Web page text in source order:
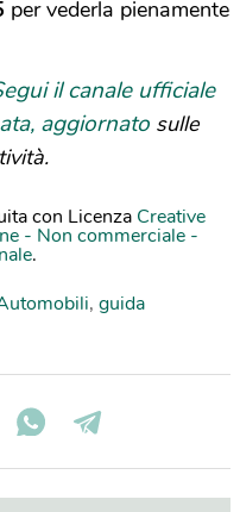
per vederla pienamente
il canale ufficiale
aggiornato sulle
con Licenza Creative
- Non commerciale -
.
, guida